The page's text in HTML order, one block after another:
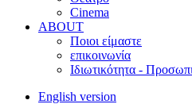
Cinema
ABOUT
Ποιοι είμαστε
επικοινωνία
Ιδιωτικότητα -
English version